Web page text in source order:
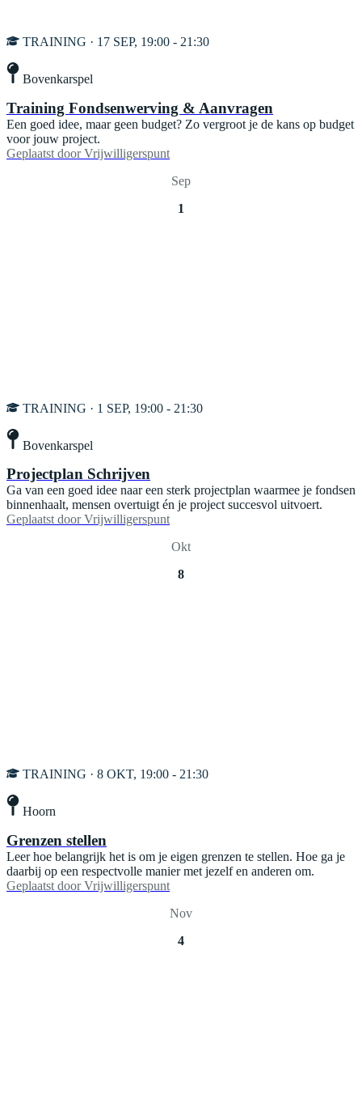
TRAINING · 17 SEP, 19:00 - 21:30
Bovenkarspel
Training Fondsenwerving & Aanvragen
Een goed idee, maar geen budget? Zo vergroot je de kans op budget
voor jouw project.
Geplaatst door Vrijwilligerspunt
Sep
1
TRAINING · 1 SEP, 19:00 - 21:30
Bovenkarspel
Projectplan Schrijven
Ga van een goed idee naar een sterk projectplan waarmee je fondsen
binnenhaalt, mensen overtuigt én je project succesvol uitvoert.
Geplaatst door Vrijwilligerspunt
Okt
8
TRAINING · 8 OKT, 19:00 - 21:30
Hoorn
Grenzen stellen
Leer hoe belangrijk het is om je eigen grenzen te stellen. Hoe ga je
daarbij op een respectvolle manier met jezelf en anderen om.
Geplaatst door Vrijwilligerspunt
Nov
4